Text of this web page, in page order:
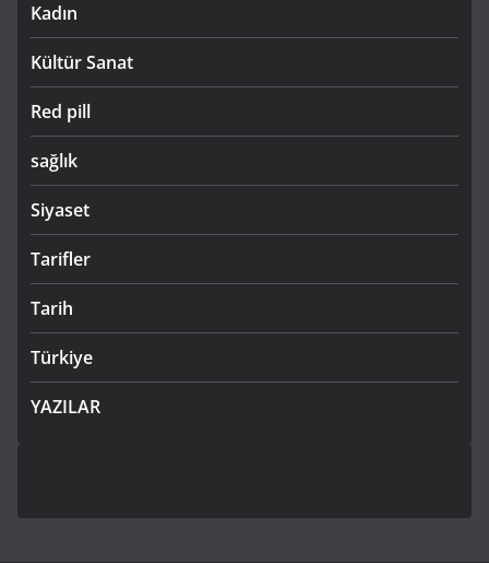
Kadın
Kültür Sanat
Red pill
sağlık
Siyaset
Tarifler
Tarih
Türkiye
YAZILAR